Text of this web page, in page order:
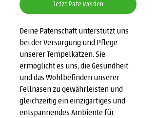
Jetzt Pate werden
Deine Patenschaft unterstützt uns
bei der Versorgung und Pflege
unserer Tempelkatzen. Sie
ermöglicht es uns, die Gesundheit
und das Wohlbefinden unserer
Fellnasen zu gewährleisten und
gleichzeitig ein einzigartiges und
entspannendes Ambiente für